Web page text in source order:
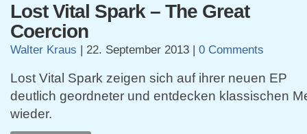
Lost Vital Spark – The Great
Coercion
Walter Kraus | 22. September 2013 | 0 Comments
Lost Vital Spark zeigen sich auf ihrer neuen EP
deutlich geordneter und entdecken klassischen
wieder.